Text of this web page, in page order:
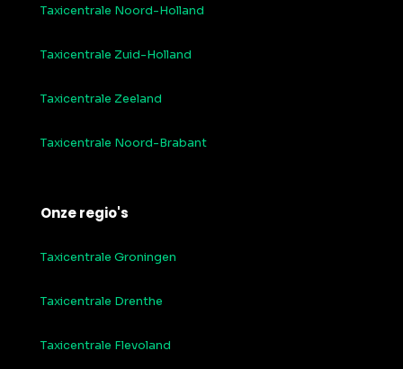
Taxicentrale Noord-Holland
Taxicentrale Zuid-Holland
Taxicentrale Zeeland
Taxicentrale Noord-Brabant
Onze regio's
Taxicentrale Groningen
Taxicentrale Drenthe
Taxicentrale Flevoland